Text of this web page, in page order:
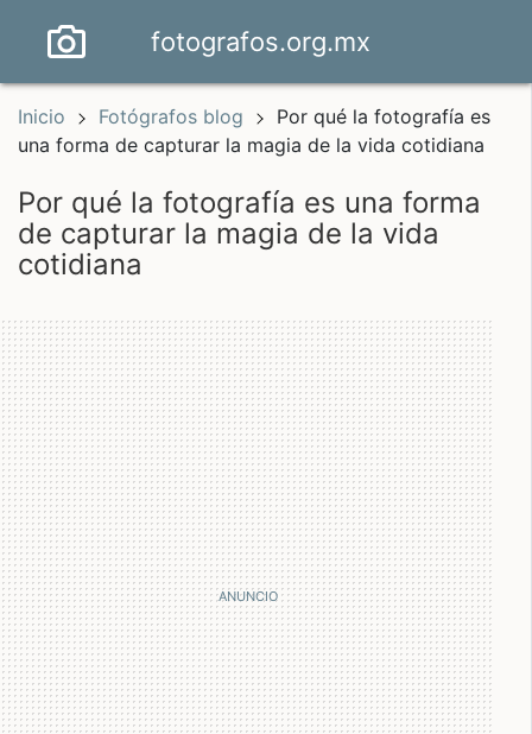
fotografos.org.mx
Inicio Fotógrafos blog
Por qué la fotografía es
una forma de capturar la magia de la vida cotidiana
por qué la fotografía es una forma
de capturar la magia de la vida
cotidiana